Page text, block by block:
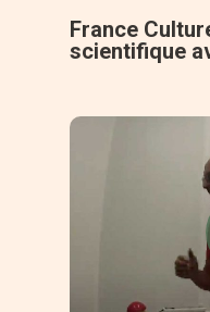
France
scientifique